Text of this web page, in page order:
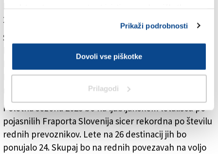
Prikaži podrobnosti
Dovoli vse piškotke
Prilagodi
letos pa z ljubljanskega letališča potniki lahko letijo na
26 destinacij,« je dejal Pečnik.
S pomočjo državnih spodbud je mreža ljubljanskega
letališča do zdaj pridobila tudi lete Luxaira v
Luksemburg, airBaltica v Rigo in Norwegiana v
Koebenhavn. Sredi marca je ministrstvo objavilo nov
Poletna sezona 2025 bo na ljubljanskem letališču po
pojasnilih Fraporta Slovenija sicer rekordna po številu
rednih prevoznikov. Lete na 26 destinacij jih bo
ponujalo 24. Skupaj bo na rednih povezavah na voljo